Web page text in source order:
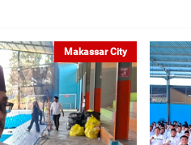
Makassar City